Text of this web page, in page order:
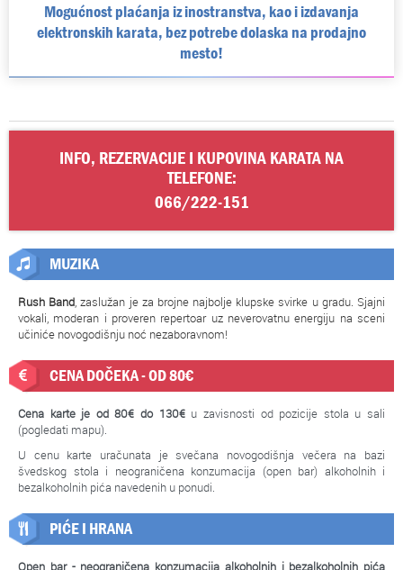
Mogućnost plaćanja iz inostranstva, kao i izdavanja
elektronskih karata, bez potrebe dolaska na prodajno
mesto!
INFO, REZERVACIJE I KUPOVINA KARATA NA
TELEFONE:
066/222-151
MUZIKA
Rush Band , zaslužan je za brojne najbolje klupske svirke u gradu. Sjajni
vokali, moderan i proveren repertoar uz neverovatnu energiju na sceni
učiniće novogodišnju noć nezaboravnom!
CENA DOČEKA - OD 80€
Cena karte je od 80€ do 130€u zavisnosti od pozicije stola u sali
(pogledati mapu).
U cenu karte uračunata je svečana novogodišnja večera na bazi
švedskog stola i neograničena konzumacija (open bar) alkoholnih i
bezalkoholnih pića navedenih u ponudi.
PIĆE I HRANA
Open bar - neograničena konzumacija alkoholnih i bezalkoholnih pića